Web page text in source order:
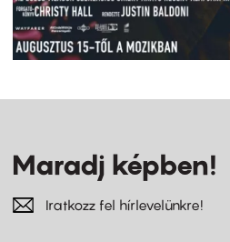
Maradj képben!
Iratkozz fel hírlevelünkre!